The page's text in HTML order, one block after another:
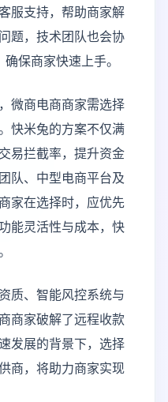
服支持，帮助商家解
题，技术团队也会协
保商家快速上手。
微商电商商家需选择
快米兔的方案不仅满
易拦截率，提升资金
队、中型电商平台及
家在选择时，应优先
能灵活性与成本，快
质、智能风控系统与
商家破解了远程收款
发展的背景下，选择
商，将助力商家实现